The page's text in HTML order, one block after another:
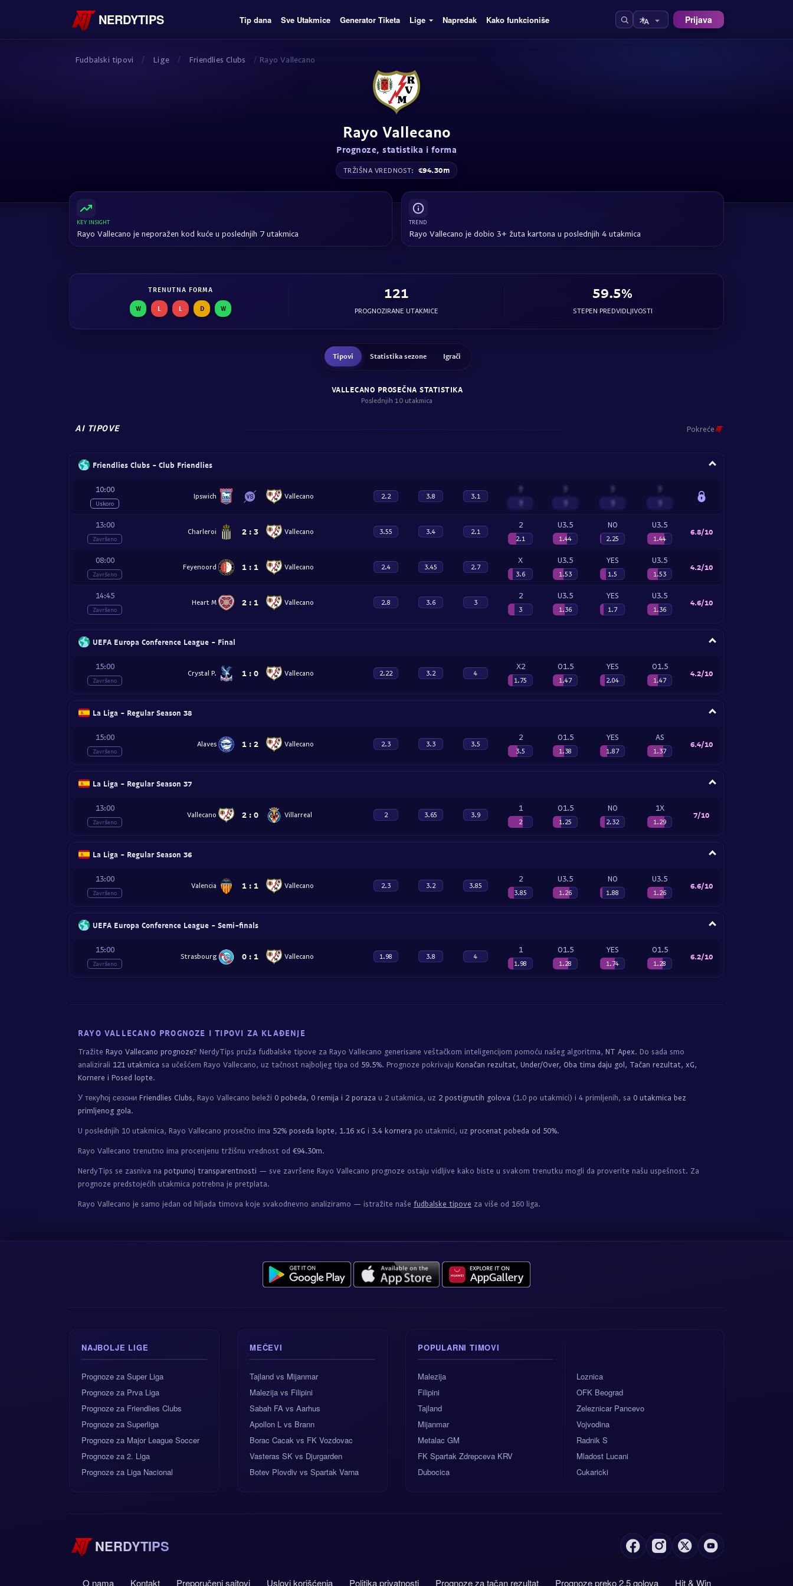
NERDYTIPS Tip dana Sve Utakmice Generator Tiketa Lige Napredak Kako funkcioniše Prijava
Fudbalski tipovi / Lige / Friendlies Clubs / Rayo Vallecano
Rayo Vallecano
Prognoze, statistika i forma
TRŽIŠNA VREDNOST: €94.30m
KEY INSIGHT
Rayo Vallecano je neporažen kod kuće u poslednjih 7 utakmica
TREND
Rayo Vallecano je dobio 3+ žuta kartona u poslednjih 4 utakmica
TRENUTNA FORMA
W L L D W
121
PROGNOZIRANE UTAKMICE
59.5%
STEPEN PREDVIDLJIVOSTI
Tipovi Statistika sezone Igrači
VALLECANO PROSEČNA STATISTIKA
Poslednjih 10 utakmica
AI TIPOVE Pokreće
Friendlies Clubs - Club Friendlies
10:00
Uskoro
Ipswich Vallecano 2.2 3.8 3.1
? ? ? ?
13:00
Završeno
Charleroi 2 : 3 Vallecano 3.55 3.4 2.1
2
2.1
U3.5
1.44
NO
2.25
U3.5
1.44
6.8/10
08:00
Završeno
Feyenoord 1 : 1 Vallecano 2.4 3.45 2.7
X
3.6
U3.5
1.53
YES
1.5
U3.5
1.53
4.2/10
14:45
Završeno
Heart M 2 : 1 Vallecano 2.8 3.6 3
2
3
U3.5
1.36
YES
1.7
U3.5
1.36
4.6/10
UEFA Europa Conference League - Final
15:00
Završeno
Crystal P. 1 : 0 Vallecano 2.22 3.2 4
X2
1.75
O1.5
1.47
YES
2.04
O1.5
1.47
4.2/10
La Liga - Regular Season 38
15:00
Završeno
Alaves 1 : 2 Vallecano 2.3 3.3 3.5
2
3.5
O1.5
1.38
YES
1.87
AS
1.37
6.4/10
La Liga - Regular Season 37
13:00
Završeno
Vallecano 2 : 0 Villarreal 2 3.65 3.9
1
2
O1.5
1.25
NO
2.32
1X
1.29
7/10
La Liga - Regular Season 36
13:00
Završeno
Valencia 1 : 1 Vallecano 2.3 3.2 3.85
2
3.85
U3.5
1.26
NO
1.88
U3.5
1.26
6.6/10
UEFA Europa Conference League - Semi-finals
15:00
Završeno
Strasbourg 0 : 1 Vallecano 1.98 3.8 4
1
1.98
O1.5
1.28
YES
1.74
O1.5
1.28
6.2/10
RAYO VALLECANO PROGNOZE I TIPOVI ZA KLAĐENJE
Tražite Rayo Vallecano prognoze? NerdyTips pruža fudbalske tipove za Rayo Vallecano generisane veštačkom inteligencijom pomoću našeg algoritma, NT Apex. Do sada smo
analizirali 121 utakmica sa učešćem Rayo Vallecano, uz tačnost najboljeg tipa od 59.5%. Prognoze pokrivaju Konačan rezultat, Under/Over, Oba tima daju gol, Tačan rezultat, xG,
Kornere i Posed lopte.
У текућој сезони Friendlies Clubs, Rayo Vallecano beleži 0 pobeda, 0 remija i 2 poraza u 2 utakmica, uz 2 postignutih golova (1.0 po utakmici) i 4 primljenih, sa 0 utakmica bez
primljenog gola.
U poslednjih 10 utakmica, Rayo Vallecano prosečno ima 52% poseda lopte, 1.16 xG i 3.4 kornera po utakmici, uz procenat pobeda od 50%.
Rayo Vallecano trenutno ima procenjenu tržišnu vrednost od €94.30m.
NerdyTips se zasniva na potpunoj transparentnosti — sve završene Rayo Vallecano prognoze ostaju vidljive kako biste u svakom trenutku mogli da proverite našu uspešnost. Za
prognoze predstojećih utakmica potrebna je pretplata.
Rayo Vallecano je samo jedan od hiljada timova koje svakodnevno analiziramo — istražite naše fudbalske tipove za više od 160 liga.
NAJBOLJE LIGE
Prognoze za Super Liga
Prognoze za Prva Liga
Prognoze za Friendlies Clubs
Prognoze za Superliga
Prognoze za Major League Soccer
Prognoze za 2. Liga
Prognoze za Liga Nacional
MEČEVI
Tajland vs Mijanmar
Malezija vs Filipini
Sabah FA vs Aarhus
Apollon L vs Brann
Borac Cacak vs FK Vozdovac
Vasteras SK vs Djurgarden
Botev Plovdiv vs Spartak Varna
POPULARNI TIMOVI
Malezija
Filipini
Tajland
Mijanmar
Metalac GM
FK Spartak Zdrepceva KRV
Dubocica
Loznica
OFK Beograd
Zeleznicar Pancevo
Vojvodina
Radnik S
Mladost Lucani
Cukaricki
NERDYTIPS
O nama Kontakt Preporučeni sajtovi Uslovi korišćenja Politika privatnosti Prognoze za tačan rezultat Prognoze preko 2.5 golova Hit & Win